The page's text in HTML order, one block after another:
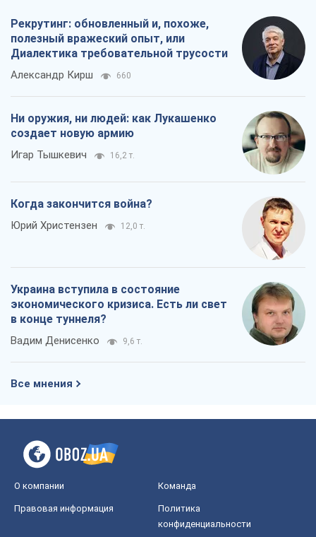
Рекрутинг: обновленный и, похоже,
полезный вражеский опыт, или
Диалектика требовательной трусости
Александр Кирш 660
Ни оружия, ни людей: как Лукашенко
создает новую армию
Игар Тышкевич 16,2 т.
Когда закончится война?
Юрий Христензен 12,0 т.
Украина вступила в состояние
экономического кризиса. Есть ли свет
в конце туннеля?
Вадим Денисенко 9,6 т.
Все мнения
О компании Команда
Правовая информация
Политика
конфиденциальности